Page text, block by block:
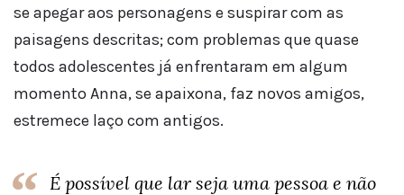
se apegar aos personagens e suspirar com as
paisagens descritas; com problemas que quase
todos adolescentes já enfrentaram em algum
momento Anna, se apaixona, faz novos amigos,
estremece laço com antigos.
É possível que lar seja uma pessoa e não